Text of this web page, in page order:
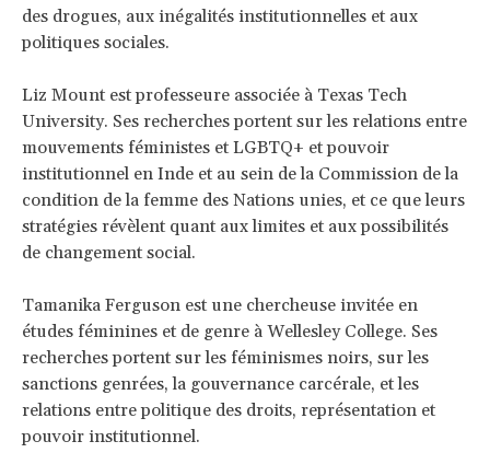
des drogues, aux inégalités institutionnelles et aux
politiques sociales.
Liz Mount est professeure associée à Texas Tech
University. Ses recherches portent sur les relations entre
mouvements féministes et LGBTQ+ et pouvoir
institutionnel en Inde et au sein de la Commission de la
condition de la femme des Nations unies, et ce que leurs
stratégies révèlent quant aux limites et aux possibilités
de changement social.
Tamanika Ferguson est une chercheuse invitée en
études féminines et de genre à Wellesley College. Ses
recherches portent sur les féminismes noirs, sur les
sanctions genrées, la gouvernance carcérale, et les
relations entre politique des droits, représentation et
pouvoir institutionnel.